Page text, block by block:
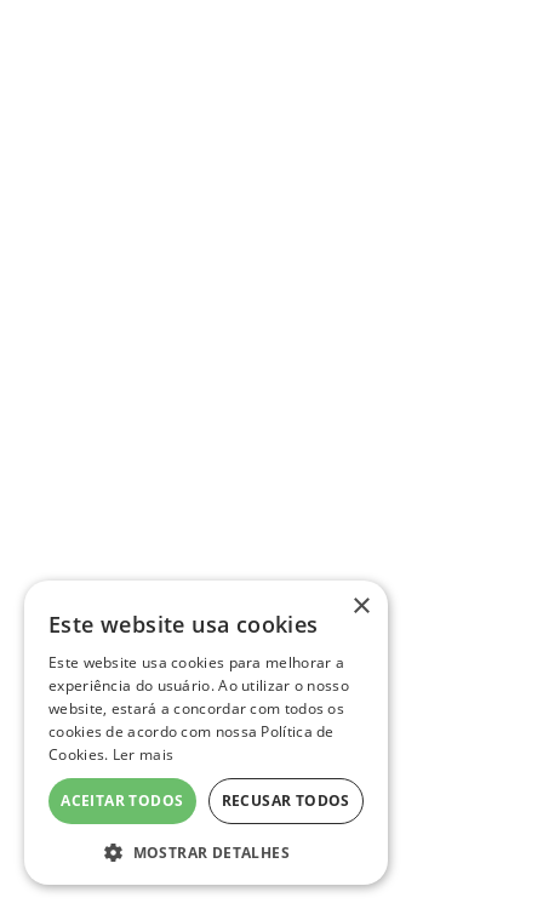
×
Este website usa cookies
Este website usa cookies para melhorar a
experiência do usuário. Ao utilizar o nosso
website, estará a concordar com todos os
cookies de acordo com nossa Política de
Cookies. Ler mais
ACEITAR TODOS RECUSAR TODOS
MOSTRAR DETALHES